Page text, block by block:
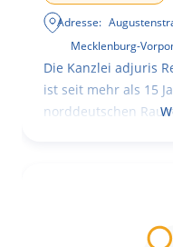
Adresse:
Mecklenburg-
Die Kanzlei adjuris
ist seit mehr als 15
norddeutschen